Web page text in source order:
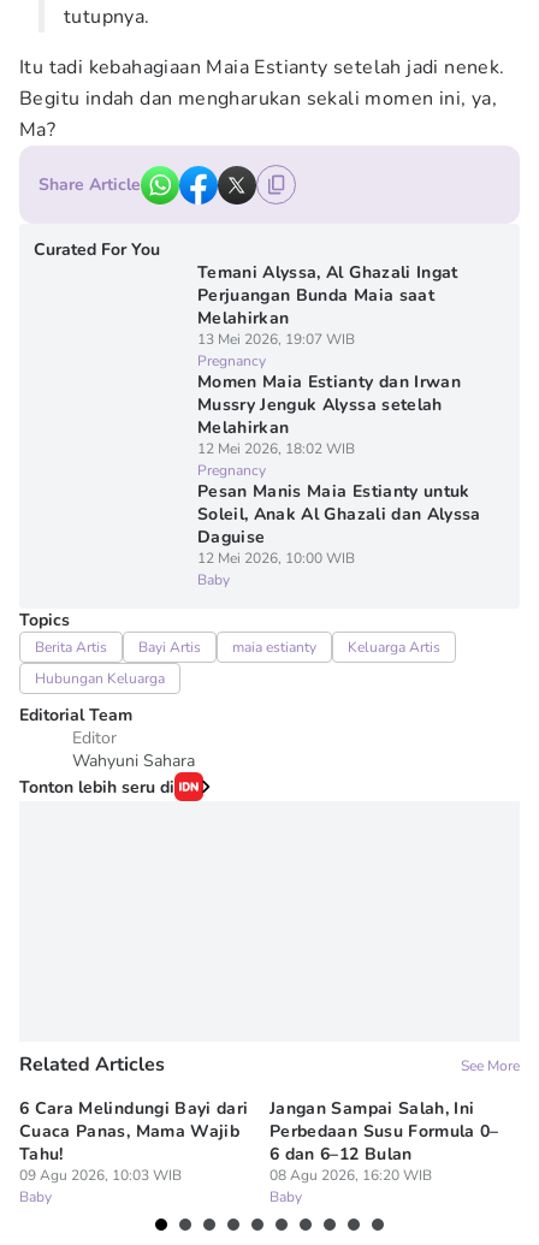
tutupnya.
Itu tadi kebahagiaan Maia Estianty setelah jadi nenek.
Begitu indah dan mengharukan sekali momen ini, ya,
Ma?
Share Article
Curated For You
Temani Alyssa, Al Ghazali Ingat
Perjuangan Bunda Maia saat
Melahirkan
13 Mei 2026, 19:07 WIB
Pregnancy
Momen Maia Estianty dan Irwan
Mussry Jenguk Alyssa setelah
Melahirkan
12 Mei 2026, 18:02 WIB
Pregnancy
Pesan Manis Maia Estianty untuk
Soleil, Anak Al Ghazali dan Alyssa
Daguise
12 Mei 2026, 10:00 WIB
Baby
Topics
Berita Artis Bayi Artis maia estianty
Keluarga Artis
Hubungan Keluarga
Editorial Team
Editor
Wahyuni Sahara
Tonton lebih seru di
Related Articles See More
6 Cara Melindungi Bayi dari
Cuaca Panas, Mama Wajib
Tahu!
09 Agu 2026, 10:03 WIB
Baby
Jangan Sampai Salah, Ini
Perbedaan Susu Formula 0–
6 dan 6–12 Bulan
08 Agu 2026, 16:20 WIB
Baby